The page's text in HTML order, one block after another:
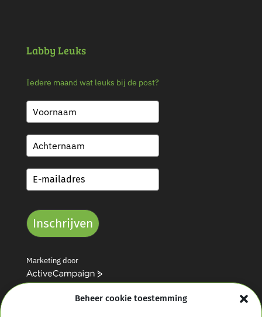
Beheer cookie toestemming
Labby Leuks
Iedere maand wat leuks bij de post?
Inschrijven
Marketing door
A
c